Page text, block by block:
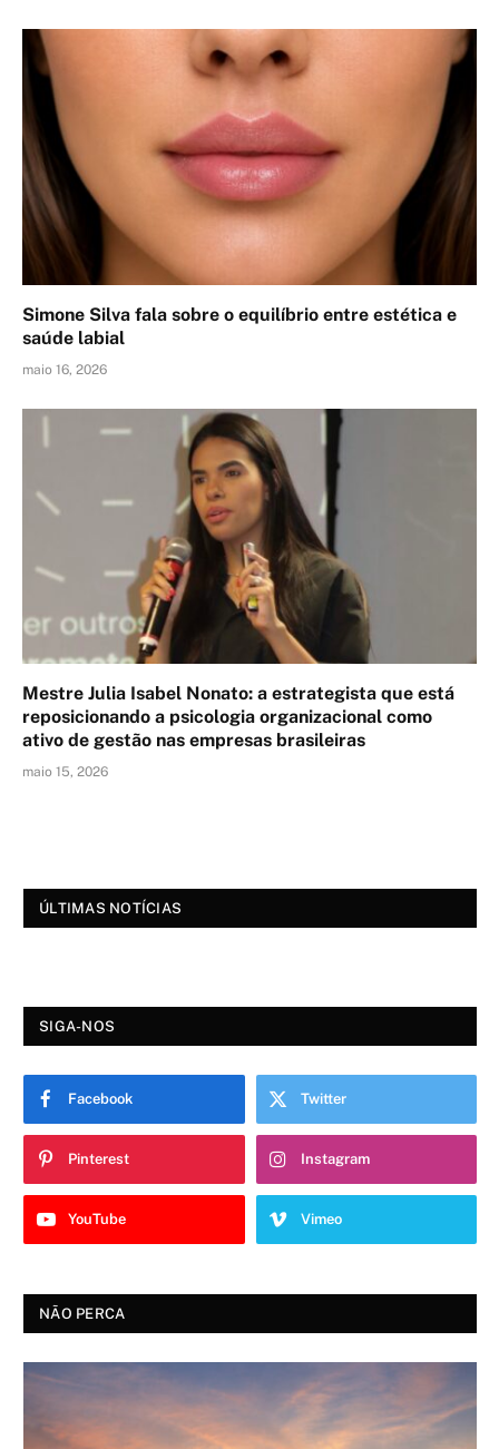
Simone Silva fala sobre o equilíbrio entre estética e
saúde labial
maio 16, 2026
Mestre Julia Isabel Nonato: a estrategista que está
reposicionando a psicologia organizacional como
ativo de gestão nas empresas brasileiras
maio 15, 2026
ÚLTIMAS NOTÍCIAS
SIGA-NOS
Facebook Twitter
Pinterest Instagram
YouTube Vimeo
NÃO PERCA